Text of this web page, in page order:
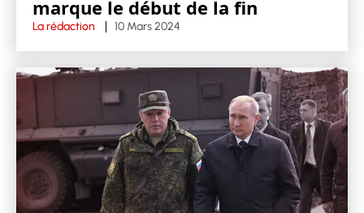
marque le début de la fin
La rédaction 10 Mars 2024